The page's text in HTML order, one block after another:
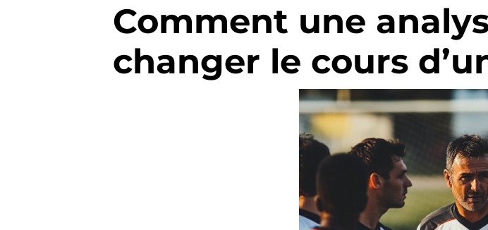
Comment une
changer le cours